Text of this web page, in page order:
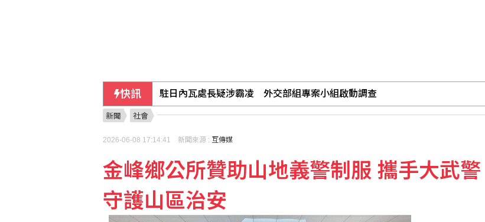
快訊 駐日內瓦處長疑涉霸凌 外交部組專案小組啟動調查
台糖：下半年停購外購粗油 自主進口黃豆產製成品油
陸勤部回應榴彈掉落：繫固帶快解鎖鬆脫、未裝引信藥包
新聞 社會
2026-06-08 17:14:41 新聞來源 : 互傳媒
金峰鄉公所贊助山地義警制服 攜手大武警
守護山區治安